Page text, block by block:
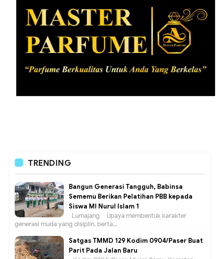
TRENDING
Bangun Generasi Tangguh, Babinsa
Sememu Berikan Pelatihan PBB kepada
Siswa MI Nurul Islam 1
Lumajang – Upaya membentuk karakter
generasi muda yang disiplin, berta...
Satgas TMMD 129 Kodim 0904/Paser Buat
Parit Pada Jalan Baru